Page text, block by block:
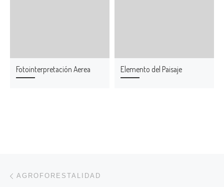
Fotointerpretación Aerea Elemento del Paisaje
AGROFORESTALIDAD